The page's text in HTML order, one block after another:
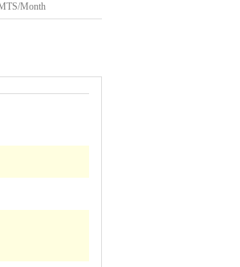
Month